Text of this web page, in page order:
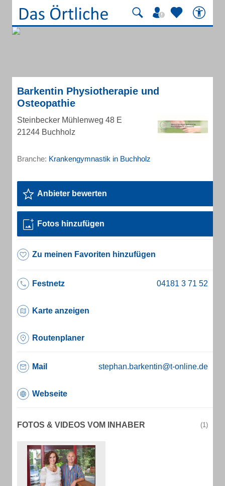
Barkentin Physiotherapie und
Osteopathie
Steinbecker Mühlenweg 48 E
21244 Buchholz
Branche: Krankengymnastik in Buchholz
Anbieter bewerten
Fotos hinzufügen
Zu meinen Favoriten hinzufügen
Festnetz
Karte anzeigen
Routenplaner
Mail stephan.barkentin@t-online.de
Webseite
FOTOS & VIDEOS VOM INHABER (1)